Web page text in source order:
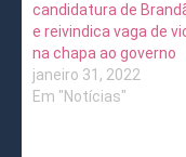
candidatura de
e reivindica vaga de
na chapa ao governo
janeiro 31, 2022
Em "Notícias"